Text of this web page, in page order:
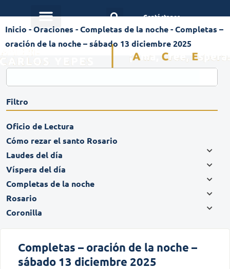
Contáctanos
Inicio -Oraciones -Completas de la noche-Completas –
oración de la noche – sábado 13 diciembre 2025
Filtro
Oficio de Lectura
Cómo rezar el santo Rosario
Laudes del día
Víspera del día
Completas de la noche
Rosario
Coronilla
Completas – oración de la noche –
sábado 13 diciembre 2025